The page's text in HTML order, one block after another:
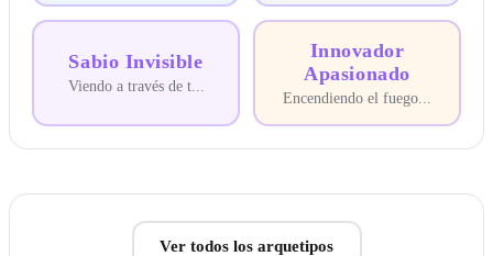
Sabio Invisible
Viendo a través de t...
Innovador
Apasionado
Encendiendo el fuego
Ver todos los arquetipos